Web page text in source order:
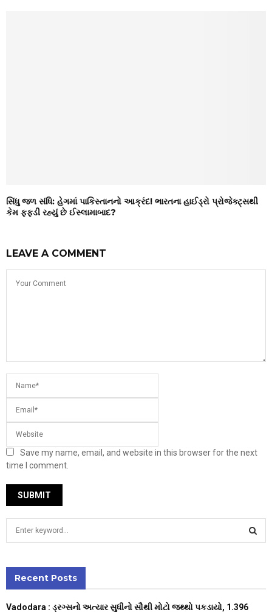
સિંધુ જળ સંધિ: હેગમાં પાકિસ્તાનનો આક્રંદ! ભારતના હાઈડ્રો પ્રોજેક્ટ્સથી
કેમ ફફડી રહ્યું છે ઈસ્લામાબાદ?
LEAVE A COMMENT
Save my name, email, and website in this browser for the next
time I comment.
h
Recent Posts
Vadodara : ડ્રગ્સનો અત્યાર સુધીનો સૌથી મોટો જથ્થો પકડાયો, 1.396